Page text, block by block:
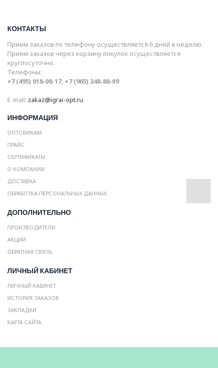
КОНТАКТЫ
Прием заказов по телефону осуществляется 6 дней в неделю.
Прием заказов через корзину покупок осуществляется
круглосуточно.
Телефоны:
+7 (495) 018-08-17, +7 (965) 348-88-09
E-mail: zakaz@igrai-opt.ru
ИНФОРМАЦИЯ
ОПТОВИКАМ
ПРАЙС
СЕРТИФИКАТЫ
О КОМПАНИИ
ДОСТАВКА
ОБРАБОТКА ПЕРСОНАЛЬНЫХ ДАННЫХ
ДОПОЛНИТЕЛЬНО
ПРОИЗВОДИТЕЛИ
АКЦИИ
ОБРАТНАЯ СВЯЗЬ
ЛИЧНЫЙ КАБИНЕТ
ЛИЧНЫЙ КАБИНЕТ
ИСТОРИЯ ЗАКАЗОВ
ЗАКЛАДКИ
КАРТА САЙТА